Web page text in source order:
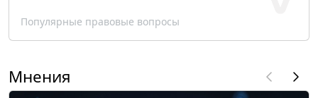
Популярные правовые вопросы
Мнения